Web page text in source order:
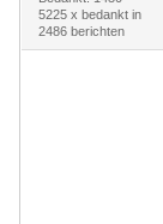
5225 x bedankt in
2486 berichten